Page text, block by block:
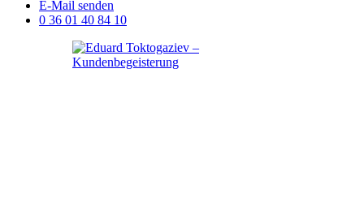
E-Mail senden
0 36 01 40 84 10